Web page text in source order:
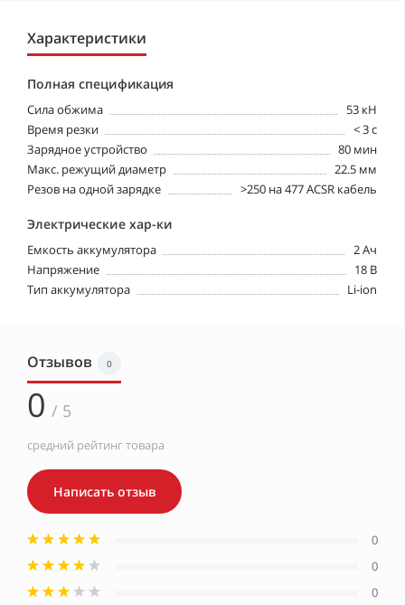
Характеристики
Полная спецификация
Cила обжима
53 кН
Время резки
< 3 с
Зарядное устройство
80 мин
Макс. режущий диаметр
22.5 мм
Резов на одной зарядке
>250 на 477 ACSR кабель
Электрические хар-ки
Емкость аккумулятора
2 Ач
Напряжение
18 В
Тип аккумулятора
Li-ion
Отзывов 0
0 / 5
средний рейтинг товара
Написать отзыв
0
0
0